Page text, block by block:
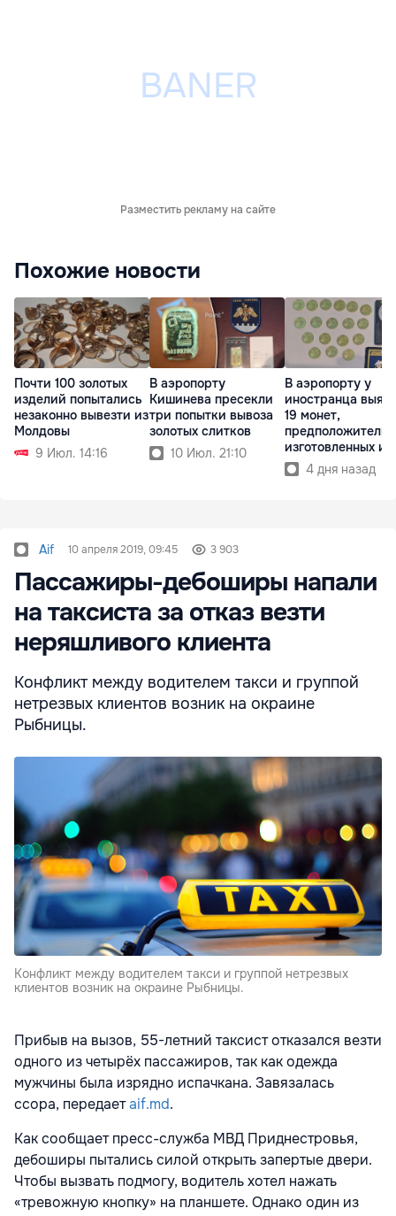
Разместить рекламу на сайте
Похожие новости
Почти 100 золотых
изделий попытались
незаконно вывезти из
Молдовы
9 Июл. 14:16
В аэропорту
Кишинева пресекли
три попытки вывоза
золотых слитков
10 Июл. 21:10
В аэропорту у
иностранца
19 монет,
изготовленных из
золота4 дня назад
Aif 10 апреля 2019, 09:45 3 903
Пассажиры-дебоширы напали
на таксиста за отказ везти
неряшливого клиента
Конфликт между водителем такси и группой
нетрезвых клиентов возник на окраине
Рыбницы.
Конфликт между водителем такси и группой нетрезвых
клиентов возник на окраине Рыбницы.
Прибыв на вызов, 55-летний таксист отказался везти
одного из четырёх пассажиров, так как одежда
мужчины была изрядно испачкана. Завязалась
ссора, передаетaif.md.
Как сообщает пресс-служба МВД Приднестровья,
дебоширы пытались силой открыть запертые двери.
Чтобы вызвать подмогу, водитель хотел нажать
«тревожную кнопку» на планшете. Однако один из